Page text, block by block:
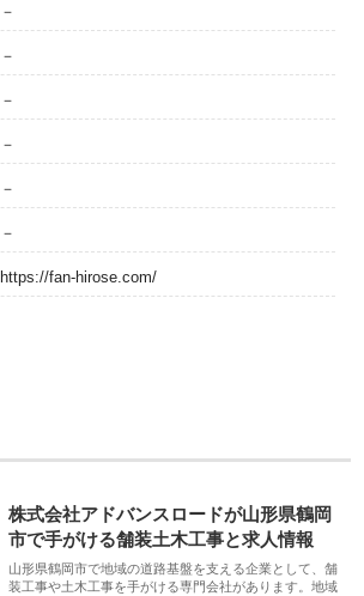
－
－
－
－
－
－
https://fan-hirose.com/
株式会社アドバンスロードが山形県鶴岡
市で手がける舗装土木工事と求人情報
山形県鶴岡市で地域の道路基盤を支える企業として、舗
装工事や土木工事を手がける専門会社があります。地域